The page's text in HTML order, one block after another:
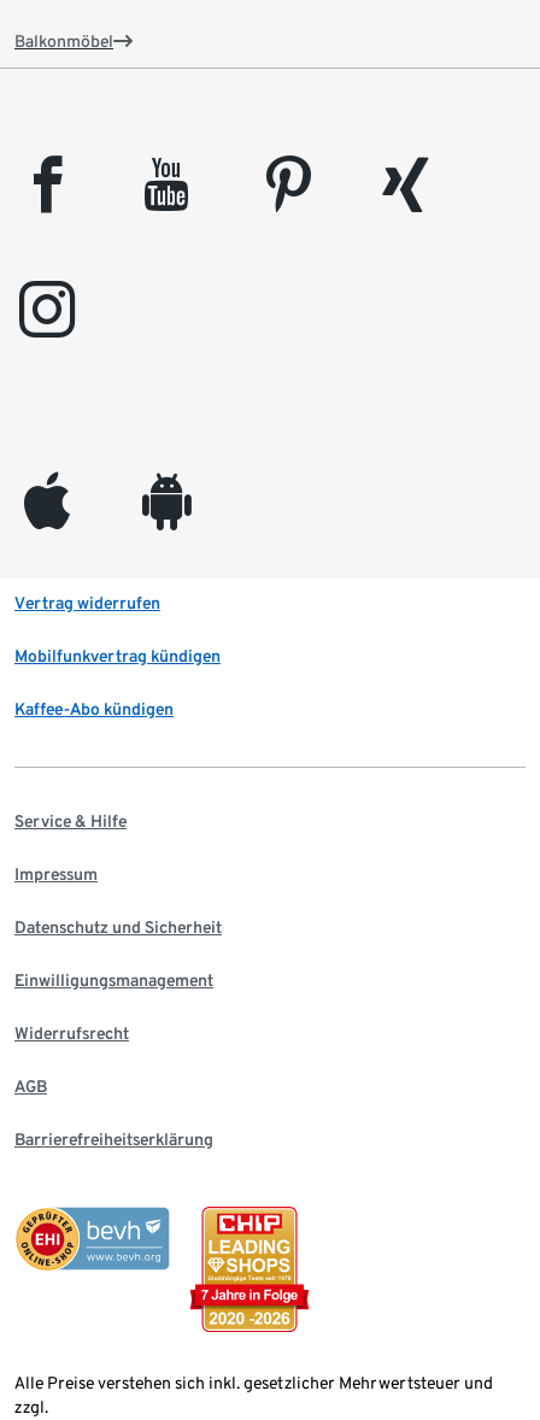
Balkonmöbel
facebook youtube pinterest
xing
instagram
appleinc android
Vertrag widerrufen
Mobilfunkvertrag kündigen
Kaffee-Abo kündigen
Service & Hilfe
Impressum
Datenschutz und Sicherheit
Einwilligungsmanagement
Widerrufsrecht
AGB
Barrierefreiheitserklärung
Alle Preise verstehen sich inkl. gesetzlicher Mehrwertsteuer und
zzgl.